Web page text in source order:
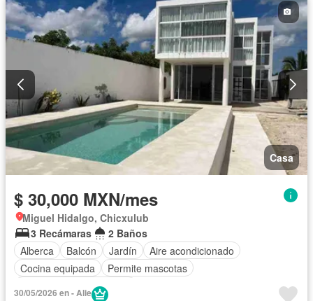
Casa
$ 30,000 MXN/mes
Miguel Hidalgo, Chicxulub
3 Recámaras
2 Baños
Alberca
Balcón Jardín
Aire acondicionado
Cocina equipada
Permite mascotas
Parcialmente amueblado
30/05/2026 en - Alie